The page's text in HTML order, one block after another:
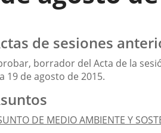
de sesiones
borrador del Acta de la
19 de agosto de 2015.
DE MEDIO AMBIENTE Y